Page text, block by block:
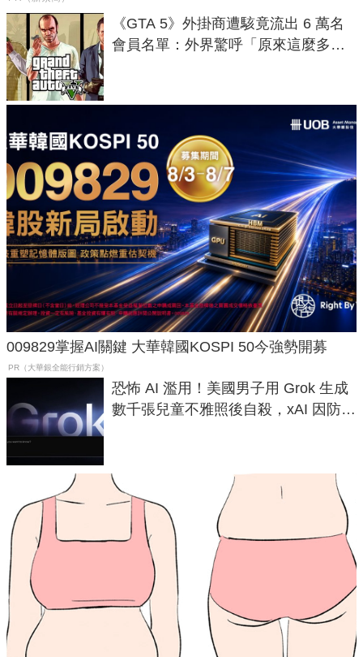
《GTA 5》外掛商遭駭竟流出 6 萬名
會員名單：外界驚呼「原來這麼多人
009829掌握AI關鍵 大華韓國KOSPI 50今強勢開募
PR（大華銀全能行銷方案）
恐怖 AI 濫用！美國男子用 Grok 生成
數千張兒童不雅照後自殺，xAI 因防護